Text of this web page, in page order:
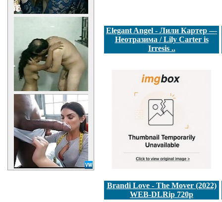
Elegant Angel - Лили Картер —
Неотразима / Lily Carter is
Irresis ..
Brandi Love - The Mover (2022)
WEB-DLRip 720p